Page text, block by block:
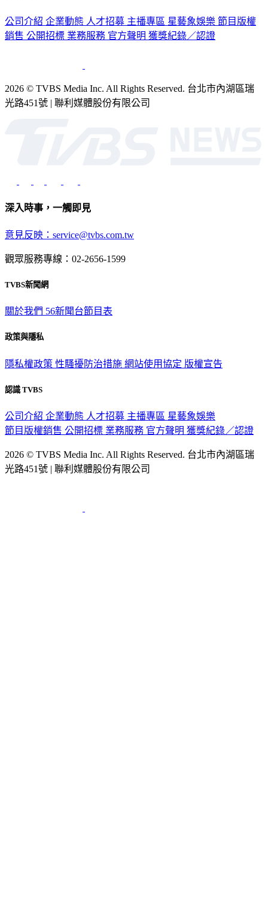
公司介紹 企業動態 人才招募 主播專區 星藝象娛樂 節目版權
銷售 公開招標 業務服務 官方聲明 獲獎紀錄／認證
2026 © TVBS Media Inc. All Rights Reserved. 台北市內湖區瑞
光路451號 | 聯利媒體股份有限公司
深入時事，一觸即見
意見反映：service@tvbs.com.tw
觀眾服務專線：02-2656-1599
TVBS新聞網
關於我們 56新聞台節目表
政策與隱私
隱私權政策 性騷擾防治措施 網站使用協定 版權宣告
認識 TVBS
公司介紹 企業動態 人才招募 主播專區 星藝象娛樂
節目版權銷售 公開招標 業務服務 官方聲明 獲獎紀錄／認證
2026 © TVBS Media Inc. All Rights Reserved. 台北市內湖區瑞
光路451號 | 聯利媒體股份有限公司